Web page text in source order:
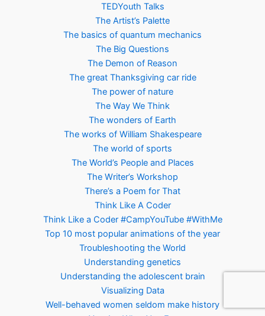
TEDYouth Talks
The Artist’s Palette
The basics of quantum mechanics
The Big Questions
The Demon of Reason
The great Thanksgiving car ride
The power of nature
The Way We Think
The wonders of Earth
The works of William Shakespeare
The world of sports
The World’s People and Places
The Writer’s Workshop
There’s a Poem for That
Think Like A Coder
Think Like a Coder #CampYouTube #WithMe
Top 10 most popular animations of the year
Troubleshooting the World
Understanding genetics
Understanding the adolescent brain
Visualizing Data
Well-behaved women seldom make history